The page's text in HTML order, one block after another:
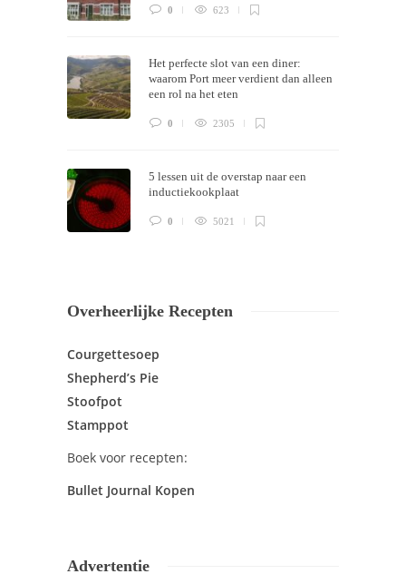
0 623
Het perfecte slot van een diner:
waarom Port meer verdient dan alleen
een rol na het eten
0 2305
5 lessen uit de overstap naar een
inductiekookplaat
0 5021
Overheerlijke Recepten
Courgettesoep
Shepherd’s Pie
Stoofpot
Stamppot
Boek voor recepten:
Bullet Journal Kopen
Advertentie